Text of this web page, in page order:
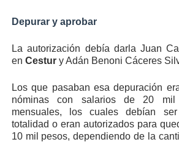
Depurar y aprobar
La autorización debía darla Juan
en Cestury Adán Benoni Cáceres
Los que pasaban esa depuración
nóminas con salarios de 20
mensuales, los cuales debían
totalidad o eran autorizados para
10 mil pesos, dependiendo de la